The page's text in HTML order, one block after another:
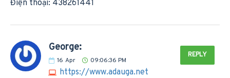
Điện thoại: 438261441
George:
16 Apr 09:06:36 PM
https://www.adauga.net
REPLY